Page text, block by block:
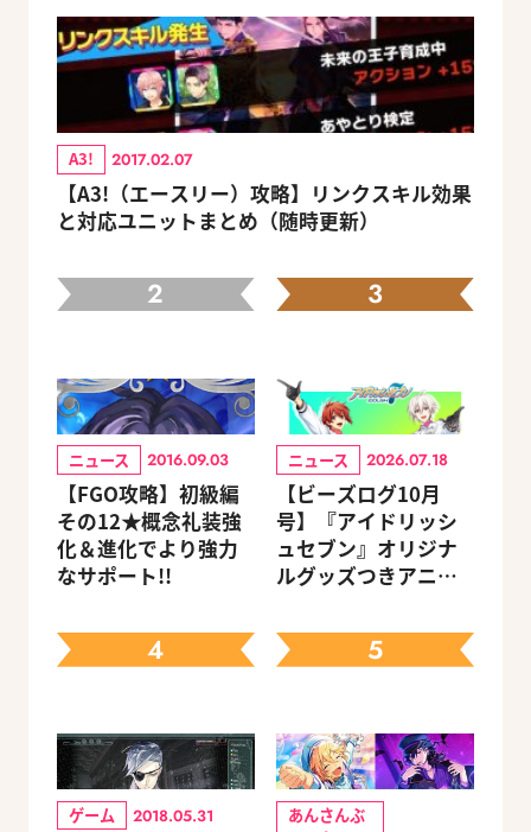
A3! 2017.02.07
【A3!（エースリー）攻略】リンクスキル効果
と対応ユニットまとめ（随時更新）
2
ニュース 2016.09.03
【FGO攻略】初級編
その12★概念礼装強
化＆進化でより強力
なサポート!!
3
ニュース 2026.07.18
【ビーズログ10月
号】『アイドリッシ
ュセブン』オリジナ
ルグッズつきアニメ
Xパック予約受付中！
4
ゲーム 2018.05.31
5
あんさんぶ